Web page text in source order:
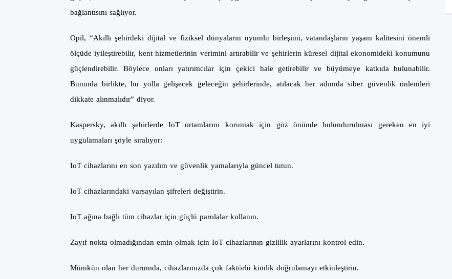
bağlantısını sağlıyor.
Opil, “Akıllı şehirdeki dijital ve fiziksel dünyaların uyumlu birleşimi, vatandaşların yaşam kalitesini önemli
ölçüde iyileştirebilir, kent hizmetlerinin verimini artırabilir ve şehirlerin küresel dijital ekonomideki konumunu
güçlendirebilir. Böylece onları yatırımcılar için çekici hale getirebilir ve büyümeye katkıda bulunabilir.
Bununla birlikte, bu yolla gelişecek geleceğin şehirlerinde, atılacak her adımda siber güvenlik önlemleri
dikkate alınmalıdır” diyor.
Kaspersky, akıllı şehirlerde IoT ortamlarını korumak için göz önünde bulundurulması gereken en iyi
uygulamaları şöyle sıralıyor:
IoT cihazlarını en son yazılım ve güvenlik yamalarıyla güncel tutun.
IoT cihazlarındaki varsayılan şifreleri değiştirin.
IoT ağına bağlı tüm cihazlar için güçlü parolalar kullanın.
Zayıf nokta olmadığından emin olmak için IoT cihazlarının gizlilik ayarlarını kontrol edin.
Mümkün olan her durumda, cihazlarınızda çok faktörlü kimlik doğrulamayı etkinleştirin.